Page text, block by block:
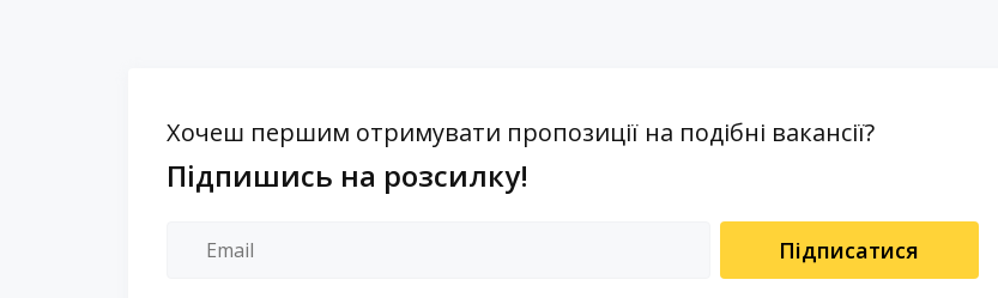
Хочеш першим отримувати пропозиції на подібні вакансії?
Підпишись на розсилку!
Підписатися